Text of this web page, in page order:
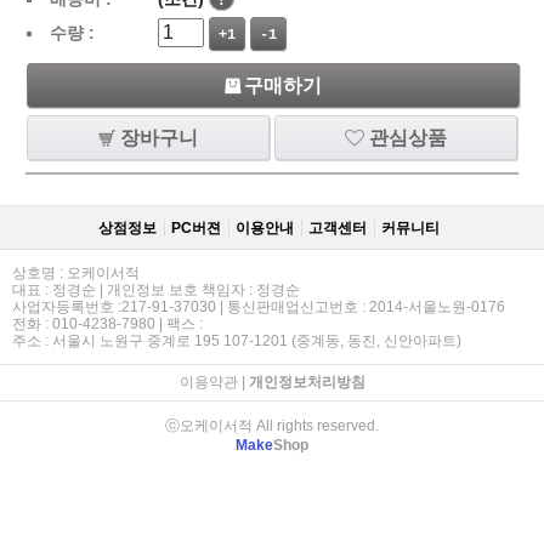
수량 :
+1 -1
구매하기
장바구니 관심상품
상점정보 PC버젼 이용안내 고객센터 커뮤니티
상호명 : 오케이서적
대표 : 정경순 | 개인정보 보호 책임자 : 정경순
사업자등록번호 :217-91-37030 | 통신판매업신고번호 : 2014-서울노원-0176
전화 : 010-4238-7980 | 팩스 :
주소 : 서울시 노원구 중계로 195 107-1201 (중계동, 동진, 신안아파트)
이용약관| 개인정보처리방침
ⓒ오케이서적 All rights reserved.
MakeShop